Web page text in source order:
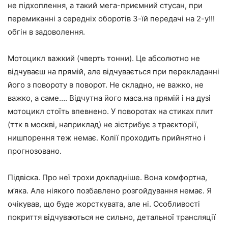
не підхоплення, а такий мега-приємний стусан, при
перемиканні з середніх оборотів 3-їй передачі на 2-у!!!
обгін в задоволення.
Мотоцикл важкий (чверть тонни). Це абсолютно не
відчуваєш на прямій, але відчувається при перекладанні
його з повороту в поворот. Не складно, не важко, не
важко, а саме…. Відчутна його маса.на прямій і на дузі
мотоцикл стоїть впевнено. У поворотах на стиках плит
(ттк в москві, наприклад) не зістрибує з траєкторії,
нишпорення теж немає. Колії проходить прийнятно і
прогнозовано.
Підвіска. Про неї трохи докладніше. Вона комфортна,
м’яка. Але ніякого позбавлено розгойдування немає. Я
очікував, що буде жорсткувата, але ні. Особливості
покриття відчуваються не сильно, детальної трансляції